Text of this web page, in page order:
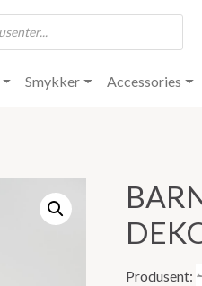
Smykker Accessories
Produsent: